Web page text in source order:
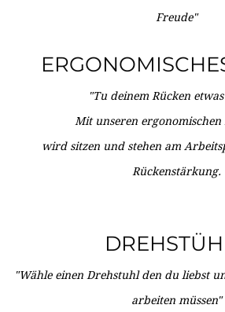
Freude"
"Tu deinem Rücken
Mit unseren ergonomischen
wird sitzen und stehen am
Rückenstärkung.
"Wähle einen Drehstuhl den du liebst
arbeiten müssen"